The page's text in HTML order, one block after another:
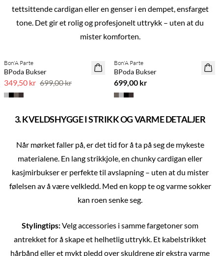
tettsittende cardigan eller en genser i en dempet, ensfarget
tone. Det gir et rolig og profesjonelt uttrykk – uten at du
mister komforten.
SAVE20
Bon'A Parte
BPoda Bukser
349,50 kr 699,00 kr
Bon'A Parte
BPoda Bukser
699,00 kr
3. KVELDSHYGGE I STRIKK OG VARME DETALJER
Når mørket faller på, er det tid for å ta på seg de mykeste
materialene. En lang strikkjole, en chunky cardigan eller
kasjmirbukser er perfekte til avslapning – uten at du mister
følelsen av å være velkledd. Med en kopp te og varme sokker
kan roen senke seg.
Stylingtips:Velg accessories i samme fargetoner som
antrekket for å skape et helhetlig uttrykk. Et kabelstrikket
hårbånd eller et mykt pledd over skuldrene gir ekstra varme